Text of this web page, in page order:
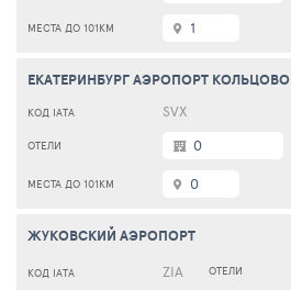
1
ЕКАТЕРИНБУРГ АЭРОПОРТ КОЛЬЦОВО
SVX
0
0
ЖУКОВСКИЙ АЭРОПОРТ
ZIA